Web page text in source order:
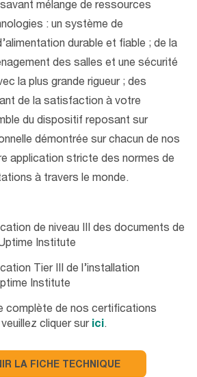
mélange de ressources
: un système de
durable et fiable ; de la
des salles et une sécurité
la plus grande rigueur ; des
de la satisfaction à votre
du dispositif reposant sur
démontrée sur chacun de nos
application stricte des normes de
à travers le monde.
de niveau III des documents de
Institute
Tier III de l’installation
Institute
complète de nos certifications
cliquer sur ici.
LA FICHE TECHNIQUE